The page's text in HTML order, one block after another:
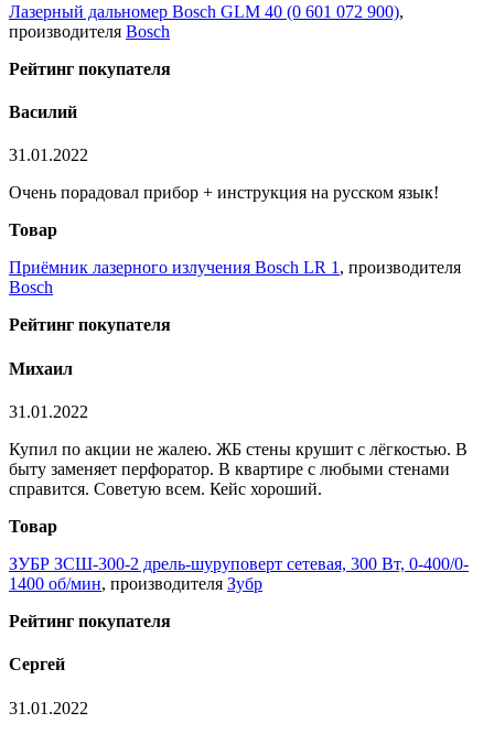
Лазерный дальномер Bosch GLM 40 (0 601 072 900),
производителя Bosch
Рейтинг покупателя
Василий
31.01.2022
Очень порадовал прибор + инструкция на русском язык!
Товар
Приёмник лазерного излучения Bosch LR 1, производителя
Bosch
Рейтинг покупателя
Михаил
31.01.2022
Купил по акции не жалею. ЖБ стены крушит с лёгкостью. В
быту заменяет перфоратор. В квартире с любыми стенами
справится. Советую всем. Кейс хороший.
Товар
ЗУБР ЗСШ-300-2 дрель-шуруповерт сетевая, 300 Вт, 0-400/0-
1400 об/мин, производителя Зубр
Рейтинг покупателя
Сергей
31.01.2022